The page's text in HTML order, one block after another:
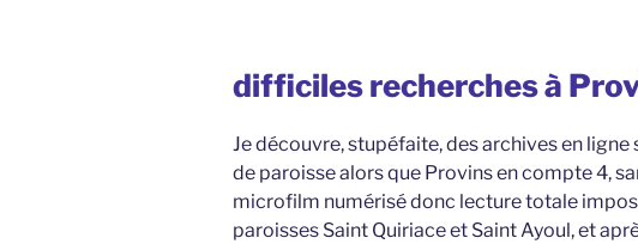
difficiles recherches à
Je découvre, stupéfaite, des archives en ligne
de paroisse alors que Provins en compte 4,
microfilm numérisé donc lecture totale
paroisses Saint Quiriace et Saint Ayoul, et